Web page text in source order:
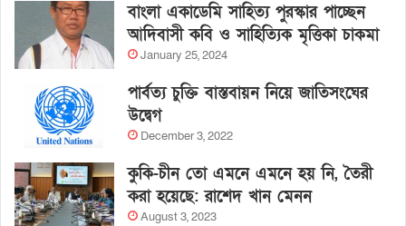
বাংলা একাডেমি সাহিত্য পুরস্কার পাচ্ছেন
আদিবাসী কবি ও সাহিত্যিক মৃত্তিকা চাকমা
January 25, 2024
পার্বত্য চুক্তি বাস্তবায়ন নিয়ে জাতিসংঘের
উদ্বেগ
December 3, 2022
কুকি-চীন তো এমনে এমনে হয় নি, তৈরী
করা হয়েছে: রাশেদ খান মেনন
August 3, 2023